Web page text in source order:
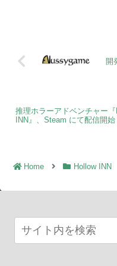
開
推理ホラーアドベンチャー
INN』、Steam にて配信開始
Home Hollow INN